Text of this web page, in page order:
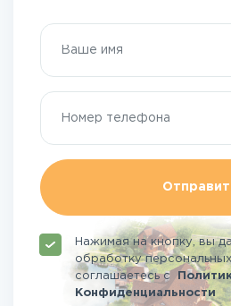
Нажимая на кнопку, вы
обработку
соглашаетесьс
Конфиденциальности